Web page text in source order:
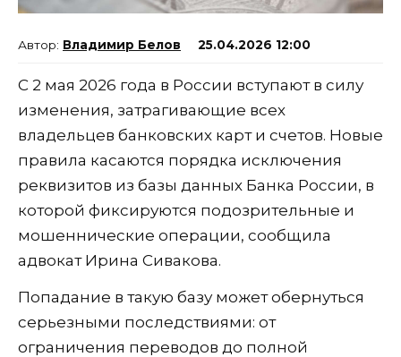
Владимир Белов 25.04.2026 12:00
С 2 мая 2026 года в России вступают в силу
изменения, затрагивающие всех
владельцев банковских карт и счетов. Новые
правила касаются порядка исключения
реквизитов из базы данных Банка России, в
которой фиксируются подозрительные и
мошеннические операции, сообщила
адвокат Ирина Сивакова.
Попадание в такую базу может обернуться
серьезными последствиями: от
ограничения переводов до полной